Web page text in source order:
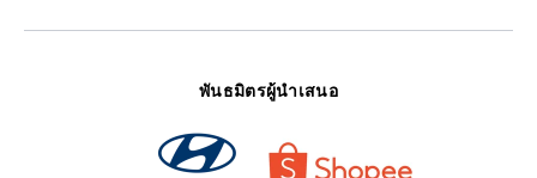
พันธมิตรผู้นำเสนอ